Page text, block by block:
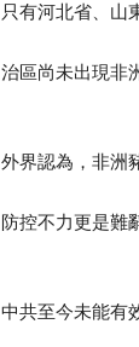
只有河北省、山
治區尚未出現非
外界認為，非洲
防控不力更是難
中共至今未能有